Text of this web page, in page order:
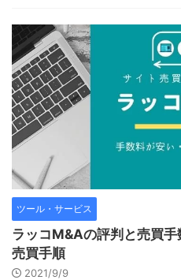
ツール・サービス
ラッコM&Aの評判と売買
売買手順
2021/9/9